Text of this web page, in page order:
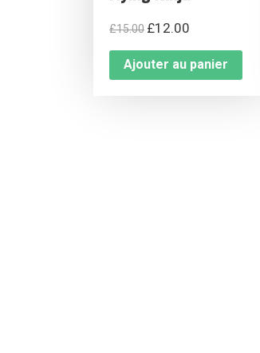
£15.00 £12.00
Ajouter au panier